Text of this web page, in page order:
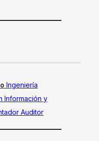
Ingeniería
Información y
Auditor